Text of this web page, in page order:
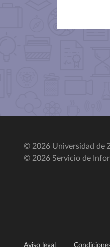
© 2026 Universidad de
© 2026 Servicio de
Aviso legal